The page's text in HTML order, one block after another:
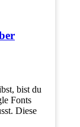
bist du
Fonts
Diese